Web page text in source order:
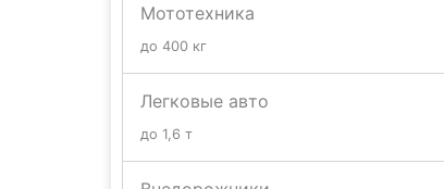
Мототехника
до 400 кг
Легковые авто
до 1,6 т